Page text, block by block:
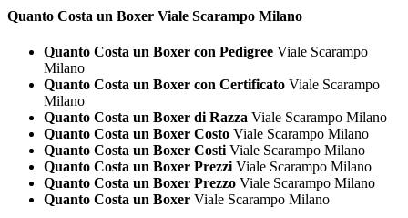
Quanto Costa un Boxer Viale Scarampo Milano
Quanto Costa un Boxer con Pedigree Viale Scarampo
Milano
Quanto Costa un Boxer con Certificato Viale Scarampo
Milano
Quanto Costa un Boxer di Razza Viale Scarampo Milano
Quanto Costa un Boxer Costo Viale Scarampo Milano
Quanto Costa un Boxer Costi Viale Scarampo Milano
Quanto Costa un Boxer Prezzi Viale Scarampo Milano
Quanto Costa un Boxer Prezzo Viale Scarampo Milano
Quanto Costa un Boxer Viale Scarampo Milano